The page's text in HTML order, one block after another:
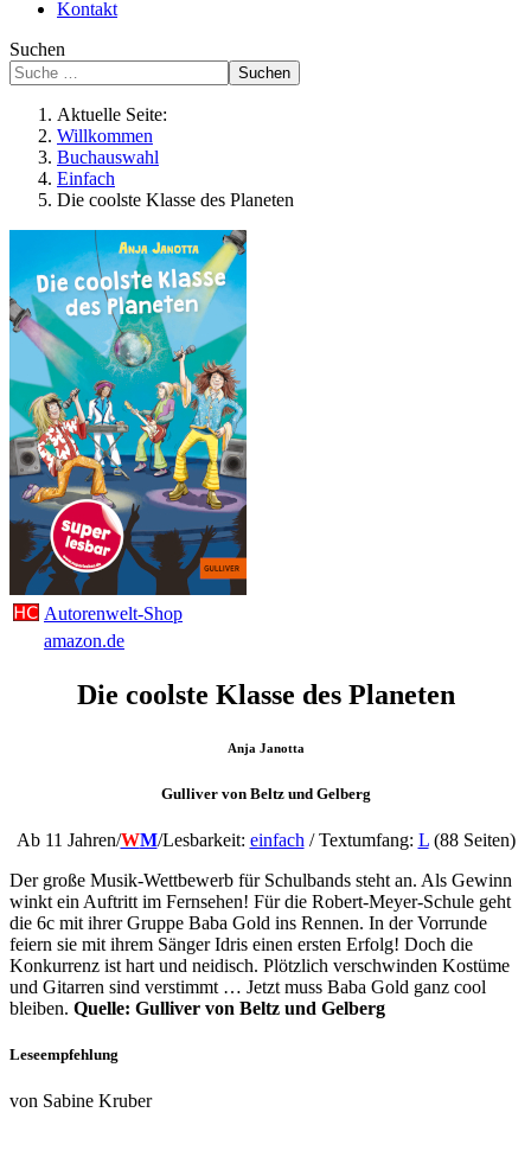
Kontakt
Suchen
Suchen
Aktuelle Seite:
Willkommen
Buchauswahl
Einfach
Die coolste Klasse des Planeten
Autorenwelt-Shop
amazon.de
Die coolste Klasse des Planeten
Anja Janotta
Gulliver von Beltz und Gelberg
Ab 11 Jahren/WM/Lesbarkeit: einfach / Textumfang: L(88 Seiten)
Der große Musik-Wettbewerb für Schulbands steht an. Als Gewinn
winkt ein Auftritt im Fernsehen! Für die Robert-Meyer-Schule geht
die 6c mit ihrer Gruppe Baba Gold ins Rennen. In der Vorrunde
feiern sie mit ihrem Sänger Idris einen ersten Erfolg! Doch die
Konkurrenz ist hart und neidisch. Plötzlich verschwinden Kostüme
und Gitarren sind verstimmt … Jetzt muss Baba Gold ganz cool
bleiben. Quelle: Gulliver von Beltz und Gelberg
Leseempfehlung
von Sabine Kruber